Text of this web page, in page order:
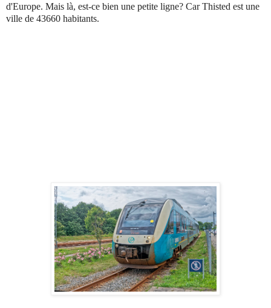
d'Europe. Mais là, est-ce bien une petite ligne? Car Thisted est une
ville de 43660 habitants.